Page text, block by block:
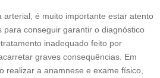
arterial, é muito importante estar atento
para conseguir garantir o diagnóstico
inadequado feito por
graves consequências. Em
realizar a anamnese e exame físico,